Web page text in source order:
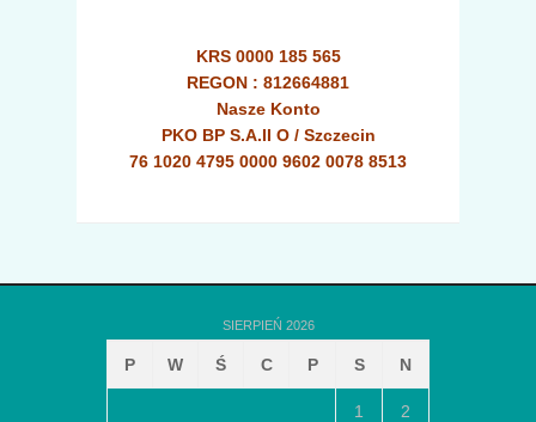
KRS 0000 185 565
REGON : 812664881
Nasze Konto
PKO BP S.A.II O / Szczecin
76 1020 4795 0000 9602 0078 8513
SIERPIEŃ 2026
P W Ś C P S N
1 2